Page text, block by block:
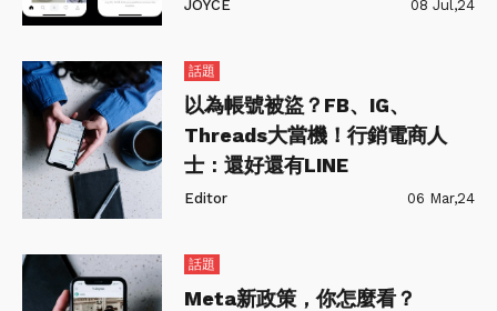
JOYCE 08 Jul,24
話題
以為帳號被盜？FB、IG、
Threads大當機！行銷電商人
士：還好還有LINE
Editor 06 Mar,24
話題
Meta新政策，你怎麼看？